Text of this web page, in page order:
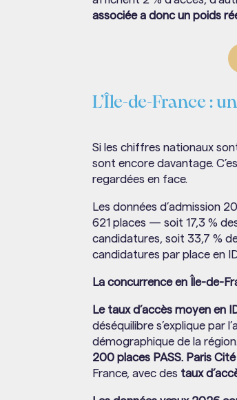
associée a donc un poids
L’Île-de-France :
Si les chiffres nationaux
sont encore davantage.
regardées en face.
Les données d’admission
621 places — soit 17,3 %
candidatures, soit 33,7 %
candidatures par place en
La concurrence en Île-de-
Le taux d’accès moyen en
déséquilibre s’explique par
démographique de la région.
200 places PASS. Paris Cité
France, avec des taux